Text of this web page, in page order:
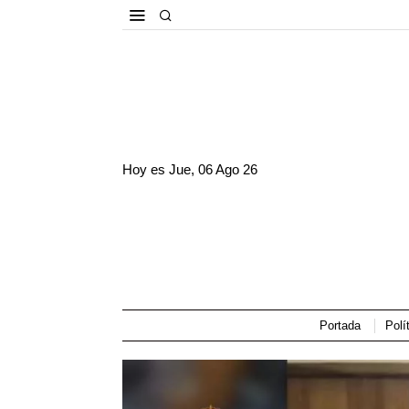
Hoy esJue, 06 Ago 26
Portada